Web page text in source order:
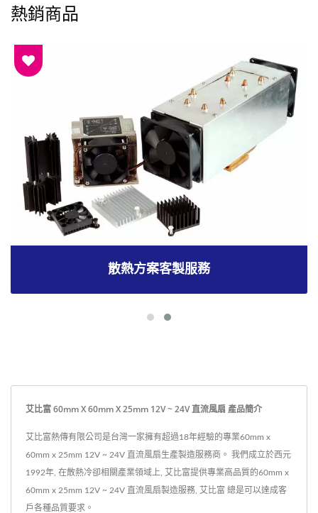
熱銷商品
散熱方案客製服務
艾比富 60mm X 60mm X 25mm 12V ~ 24V 直流風扇 產品簡介
艾比富熱傳有限公司是台灣一家擁有超過18年經驗的專業60mm x
60mm x 25mm 12V ~ 24V 直流風扇生產製造服務商。 我們成立於西元
1992年, 在散熱冷卻相關產業領域上, 艾比富提供專業高品質的60mm x
60mm x 25mm 12V ~ 24V 直流風扇製造服務, 艾比富 總是可以達成客
戶各種品質要求。